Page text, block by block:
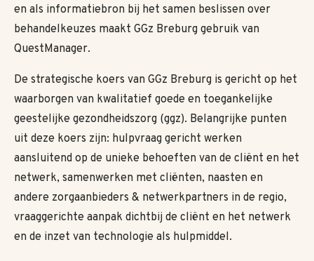
en als informatiebron bij het samen beslissen over
behandelkeuzes maakt GGz Breburg gebruik van
QuestManager.
De strategische koers van GGz Breburg is gericht op het
waarborgen van kwalitatief goede en toegankelijke
geestelijke gezondheidszorg (ggz). Belangrijke punten
uit deze koers zijn: hulpvraag gericht werken
aansluitend op de unieke behoeften van de cliënt en het
netwerk, samenwerken met cliënten, naasten en
andere zorgaanbieders & netwerkpartners in de regio,
vraaggerichte aanpak dichtbij de cliënt en het netwerk
en de inzet van technologie als hulpmiddel.